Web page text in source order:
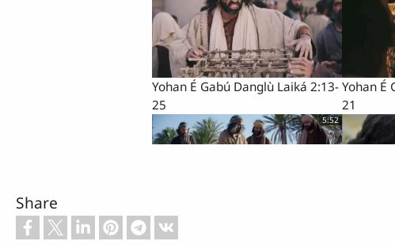
Yohan É Gabú Danglù Laiká 2:13-
25
Yohan É
21
5:52
Yohan É Gabú Danglù Laiká 4:27-
Share